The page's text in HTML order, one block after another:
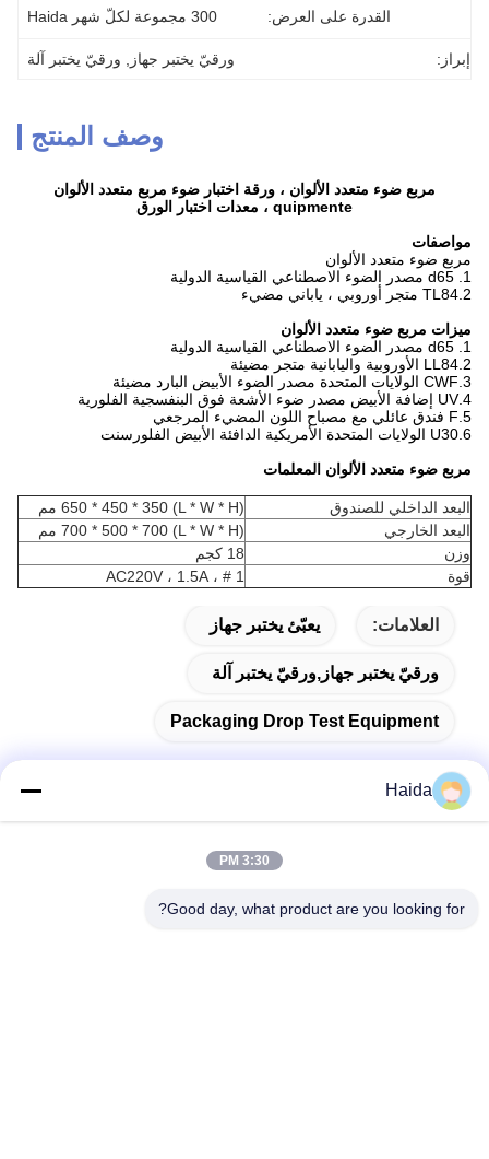
القدرة على العرض: 300 مجموعة لكلّ شهر Haida
إبراز: ورقيّ يختبر جهاز ورقيّ يختبر آلة
وصف المنتج
مربع ضوء متعدد الألوان ، ورقة اختبار ضوء مربع متعدد الألوان
quipmente ، معدات اختبار الورق
مواصفات
مربع ضوء متعدد الألوان
1. d65 مصدر الضوء الاصطناعي القياسية الدولية
2.TL84 متجر أوروبي ، ياباني مضيء
ميزات مربع ضوء متعدد الألوان
1. d65 مصدر الضوء الاصطناعي القياسية الدولية
2.LL84 الأوروبية واليابانية متجر مضيئة
3.CWF الولايات المتحدة مصدر الضوء الأبيض البارد مضيئة
4.UV إضافة الأبيض مصدر ضوء الأشعة فوق البنفسجية الفلورية
5.F فندق عائلي مع مصباح اللون المضيء المرجعي
6.U30 الولايات المتحدة الأمريكية الدافئة الأبيض الفلورسنت
مربع ضوء متعدد الألوان المعلمات
البعد الداخلي للصندوق
(L * W * H) 650 * 450 * 350 مم
البعد الخارجي
(L * W * H) 700 * 500 * 700 مم
وزن
18 كجم
قوة
1 # ، AC220V ، 1.5A
العلامات: يعبّئ يختبر جهاز
ورقيّ يختبر جهاز,ورقيّ يختبر آلة
Packaging Drop Test Equipment
العنوان
Haida
3:30 PM
Good day, what product are you looking for?